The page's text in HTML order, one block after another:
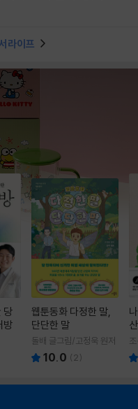
라이프
당
방
웹툰동화 다정한 말,
단단한 말
돌배 글그림/고정욱 원저
10.0 ( 2)